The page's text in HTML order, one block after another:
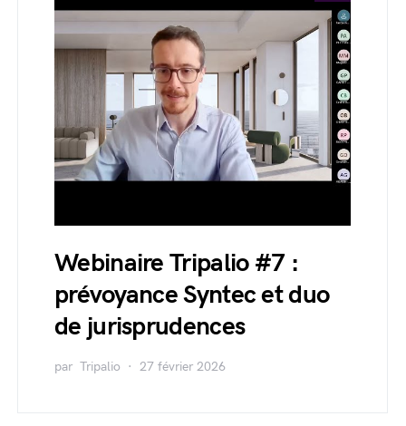
Webinaire Tripalio #7 :
prévoyance Syntec et duo
de jurisprudences
par Tripalio 27 février 2026